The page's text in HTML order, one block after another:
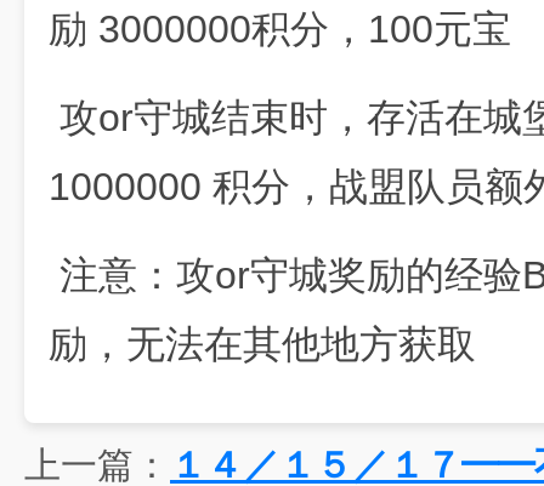
励 3000000积分，100元宝
攻or守城结束时，存活在城
1000000 积分，战盟队员额
注意：攻or守城奖励的经验
励，无法在其他地方获取
上一篇：
１４／１５／１７